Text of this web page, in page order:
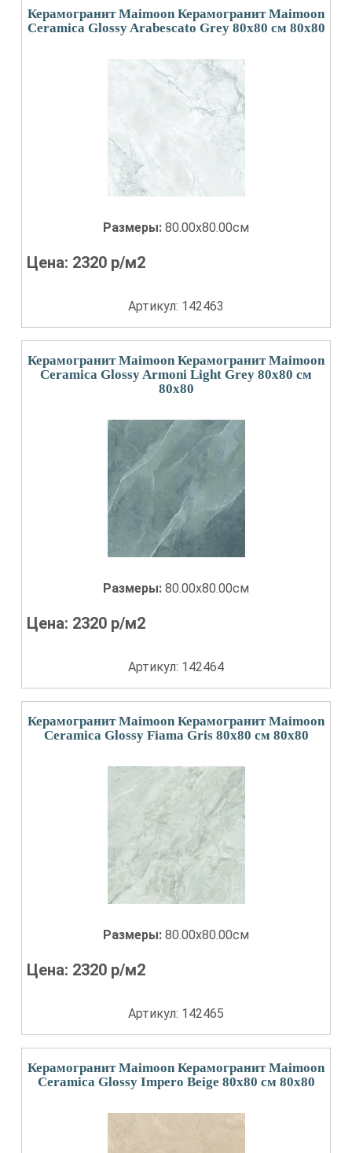
Керамогранит Maimoon Керамогранит Maimoon
Ceramica Glossy Arabescato Grey 80х80 см 80x80
Размеры: 80.00x80.00см
Цена: 2320 р/м2
Артикул: 142463
Керамогранит Maimoon Керамогранит Maimoon
Ceramica Glossy Armoni Light Grey 80х80 см
80x80
Размеры: 80.00x80.00см
Цена: 2320 р/м2
Артикул: 142464
Керамогранит Maimoon Керамогранит Maimoon
Ceramica Glossy Fiama Gris 80х80 см 80x80
Размеры: 80.00x80.00см
Цена: 2320 р/м2
Артикул: 142465
Керамогранит Maimoon Керамогранит Maimoon
Ceramica Glossy Impero Beige 80х80 см 80x80